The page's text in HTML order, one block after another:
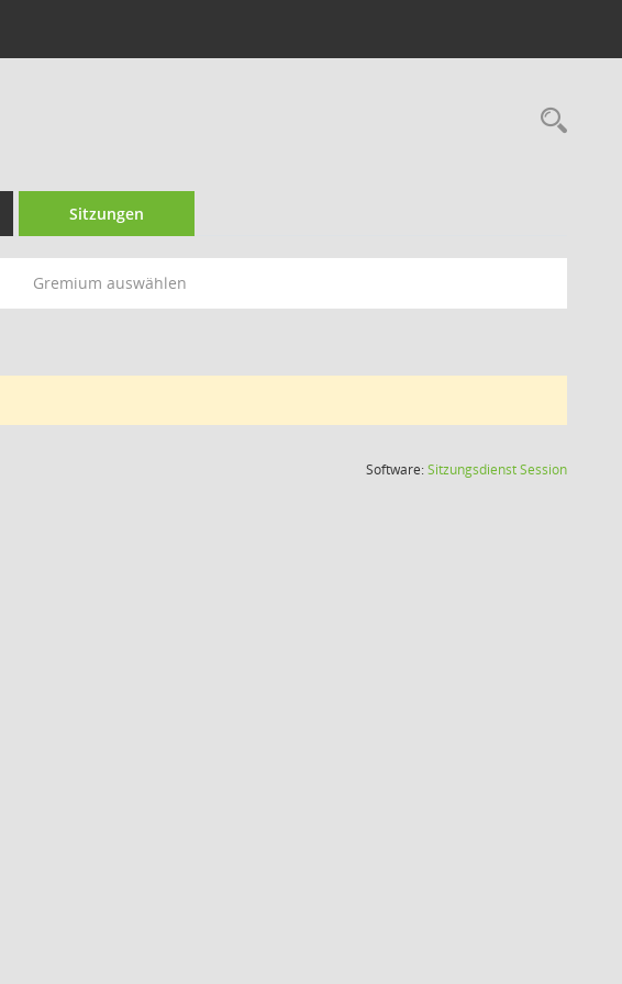
Sitzungen
Gremium auswählen
Software:SitzungsdienstSession(Wird in